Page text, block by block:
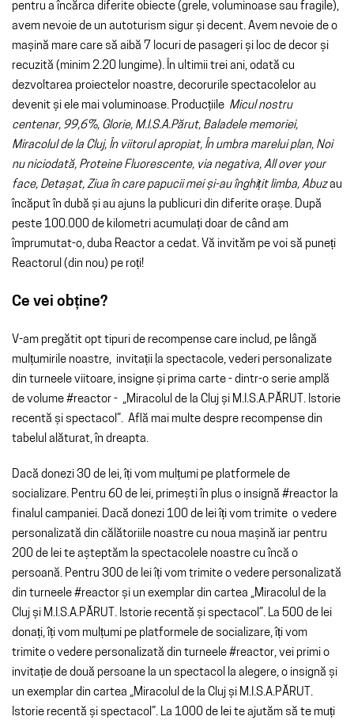
pentru a încărca diferite obiecte (grele, voluminoase sau fragile),
avem nevoie de un autoturism sigur și decent. Avem nevoie de o
mașină mare care să aibă 7 locuri de pasageri și loc de decor și
recuzită (minim 2.20 lungime). În ultimii trei ani, odată cu
dezvoltarea proiectelor noastre, decorurile spectacolelor au
devenit și ele mai voluminoase. Producțiile Micul nostru
centenar, 99,6%, Glorie, M.I.S.A.Părut, Baladele memoriei,
Miracolul de la Cluj, În viitorul apropiat, În umbra marelui plan, Noi
nu niciodată, Proteine Fluorescente, via negativa, All over your
face, Detașat, Ziua în care papucii mei și-au înghițit limba, Abuzau
încăput în dubă și au ajuns la publicuri din diferite orașe. După
peste 100.000 de kilometri acumulați doar de când am
împrumutat-o, duba Reactor a cedat. Vă invităm pe voi să puneți
Reactorul (din nou) pe roți!
Ce vei obține?
V-am pregătit opt tipuri de recompense care includ, pe lângă
mulțumirile noastre, invitații la spectacole, vederi personalizate
din turneele viitoare, insigne și prima carte - dintr-o serie amplă
de volume #reactor - „Miracolul de la Cluj și M.I.S.A.PĂRUT. Istorie
recentă și spectacol”. Află mai multe despre recompense din
tabelul alăturat, în dreapta.
Dacă donezi 30 de lei, îți vom mulțumi pe platformele de
socializare. Pentru 60 de lei, primești în plus o insignă #reactor la
finalul campaniei. Dacă donezi 100 de lei îți vom trimite o vedere
personalizată din călătoriile noastre cu noua mașină iar pentru
200 de lei te așteptăm la spectacolele noastre cu încă o
persoană. Pentru 300 de lei îți vom trimite o vedere personalizată
din turneele #reactor și un exemplar din cartea „Miracolul de la
Cluj și M.I.S.A.PĂRUT. Istorie recentă și spectacol”. La 500 de lei
donați, îți vom mulțumi pe platformele de socializare, îți vom
trimite o vedere personalizată din turneele #reactor, vei primi o
invitație de două persoane la un spectacol la alegere, o insignă și
un exemplar din cartea „Miracolul de la Cluj și M.I.S.A.PĂRUT.
Istorie recentă și spectacol”. La 1000 de lei te ajutăm să te muți